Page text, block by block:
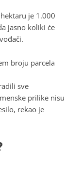
je 1.000
jasno koliki će
broju parcela
sve
prilike nisu
rekao je